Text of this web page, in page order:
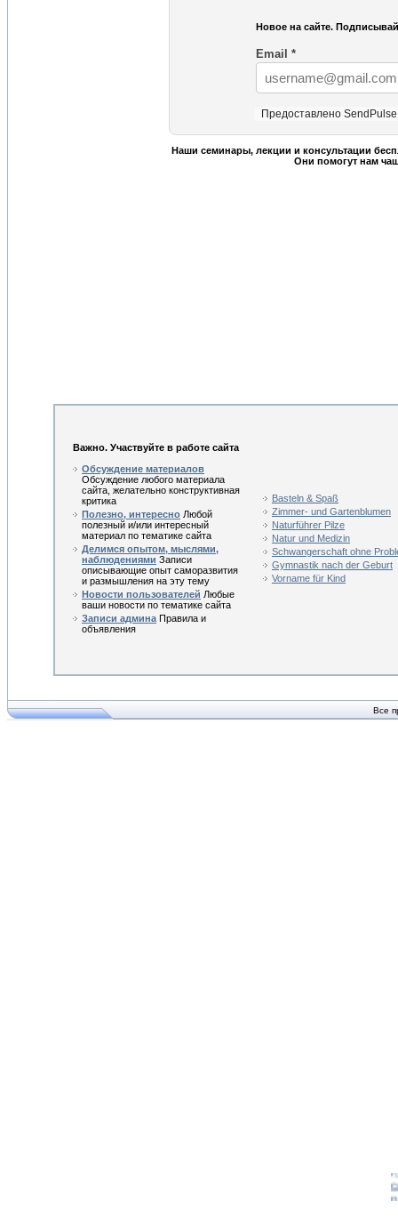
Новое на сайте.
Email *
Предоставлено SendPulse
Наши семинары, лекции и консультации
Они помогут нам
Важно. Участвуйте в работе сайта
Обсуждение материалов
Обсуждение любого материала
сайта, желательно конструктивная
критика
Полезно, интересно Любой
полезный и/или интересный
материал по тематике сайта
Делимся опытом, мыслями,
наблюдениями Записи
описывающие опыт саморазвития
и размышления на эту тему
Новости пользователей Любые
ваши новости по тематике сайта
Записи админа Правила и
объявления
Basteln & Spaß
Zimmer- und Gartenblumen
Naturführer Pilze
Natur und Medizin
Schwangerschaft ohne
Gymnastik nach der Geburt
Vorname für Kind
Все